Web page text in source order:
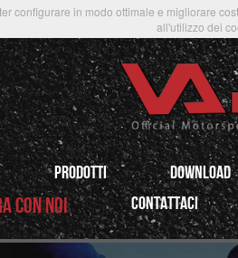
PRODOTTi Download
CON NOI CONTATTACI
configurare in modo ottimale e migliorare
all'utilizzo dei